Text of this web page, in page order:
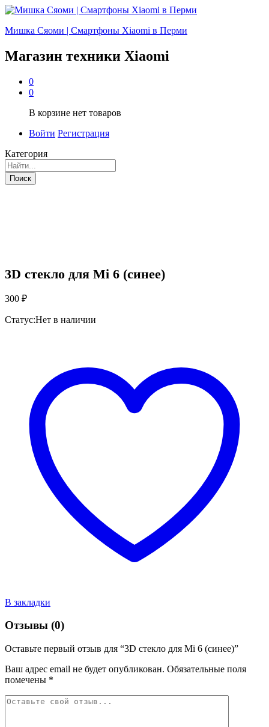
Мишка Сяоми | Смартфоны Xiaomi в Перми
Магазин техники Xiaomi
0
0
В корзине нет товаров
Войти Регистрация
Категория
Поиск
3D стекло для Mi 6 (синее)
300 ₽
Статус:Нет в наличии
В закладки
Отзывы (0)
Оставьте первый отзыв для “3D стекло для Mi 6 (синее)”
Ваш адрес email не будет опубликован. Обязательные поля
помечены *